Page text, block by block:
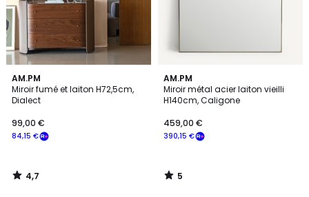
AM.PM
Miroir fumé et laiton H72,5cm,
Dialect
84,15 €
99,00 €
4,7
/ 5
4,7
/
AM.PM
Miroir métal acier laiton vieilli
H140cm, Caligone
390,15 €
459,00 €
5
/
5
5
/